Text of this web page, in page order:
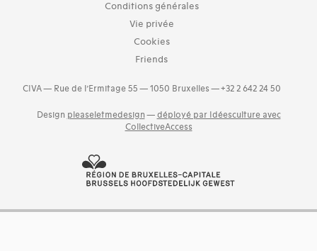
Conditions générales
Vie privée
Cookies
Friends
CIVA — Rue de l’Ermitage 55 — 1050 Bruxelles — +32 2 642 24 50
Design pleaseletmedesign — déployé par Idéesculture avec
CollectiveAccess